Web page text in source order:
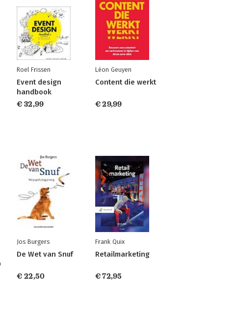
Roel Frissen
Event design
handbook
€ 32,99
Léon Geuyen
Content die werkt
€ 29,99
Jos Burgers
De Wet van Snuf
€ 22,50
Frank Quix
Retailmarketing
€ 72,95